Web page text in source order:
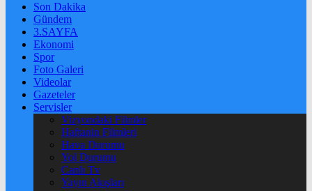
Son Dakika
Gündem
3.SAYFA
Ekonomi
Spor
Foto Galeri
Videolar
Gazeteler
Servisler
Vizyondaki Filmler
Haftanin Filmleri
Hava Durumu
Yol Durumu
Canlı Tv
Yayın Akışları